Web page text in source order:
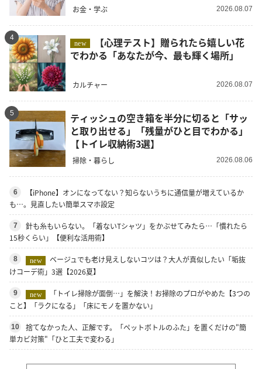
お金・学ぶ 2026.08.07
4
new
でわかる「あなたが今、最も輝く場所」
カルチャー 2026.08.07
5
ティッシュの空き箱を半分に切ると「サッ
と取り出せる」「残量がひと目でわかる」
【トイレ収納術3選】
掃除・暮らし 2026.08.06
6
【iPhone】オンになってない？知らないうちに通信量が増えているか
も…。見直したい簡単スマホ設定
7
針も糸もいらない。「着ないTシャツ」をかぶせてみたら…「慣れたら
15秒くらい」【便利な活用術】
8 new
ベージュでも老け見えしないコツは？大人が真似したい「垢抜
けコーデ術」3選【2026夏】
9 new
「トイレ掃除が面倒…」を解決！お掃除のプロがやめた【3つの
こと】「ラクになる」「床にモノを置かない」
10
捨てなかった人、正解です。「ペットボトルのふた」を置くだけの"簡
単カビ対策"「ひと工夫で変わる」